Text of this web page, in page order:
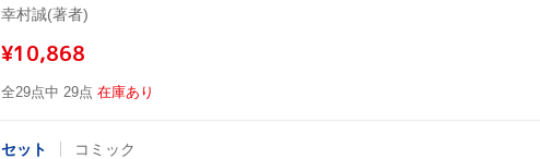
幸村誠(著者)
¥10,868
全29点中 29点 在庫あり
セット コミック